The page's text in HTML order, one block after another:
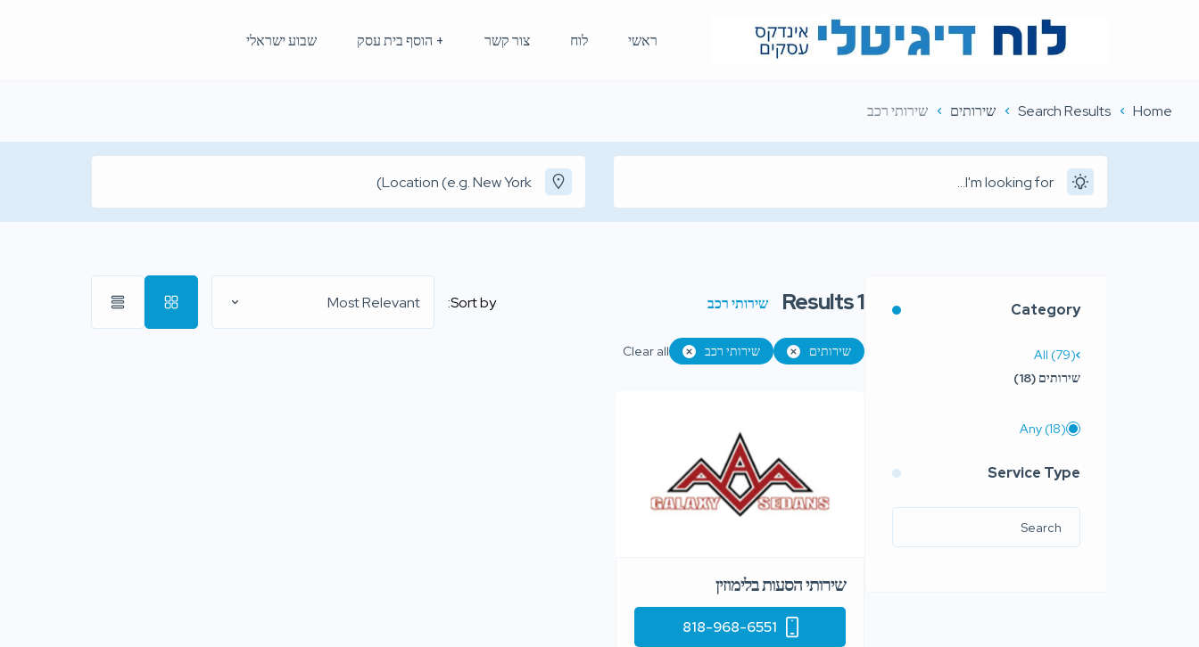
ראשי לוח צור קשר + הוסף בית עסק שבוע ישראלי
Home
Search Results שירותים שירותי רכב
Category
All (79)
שירותים (18)
Any (18)
Service Type
1
Results שירותי רכב Sort by:
Most Relevant
שירותים שירותי רכב Clear all
שירותי הסעות בלימוזין
818-968-6551